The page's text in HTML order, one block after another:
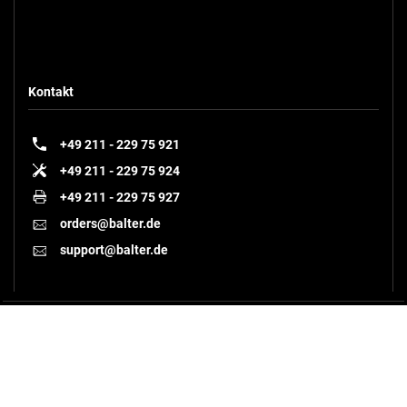
Kontakt
+49 211 - 229 75 921
+49 211 - 229 75 924
+49 211 - 229 75 927
orders@balter.de
support@balter.de